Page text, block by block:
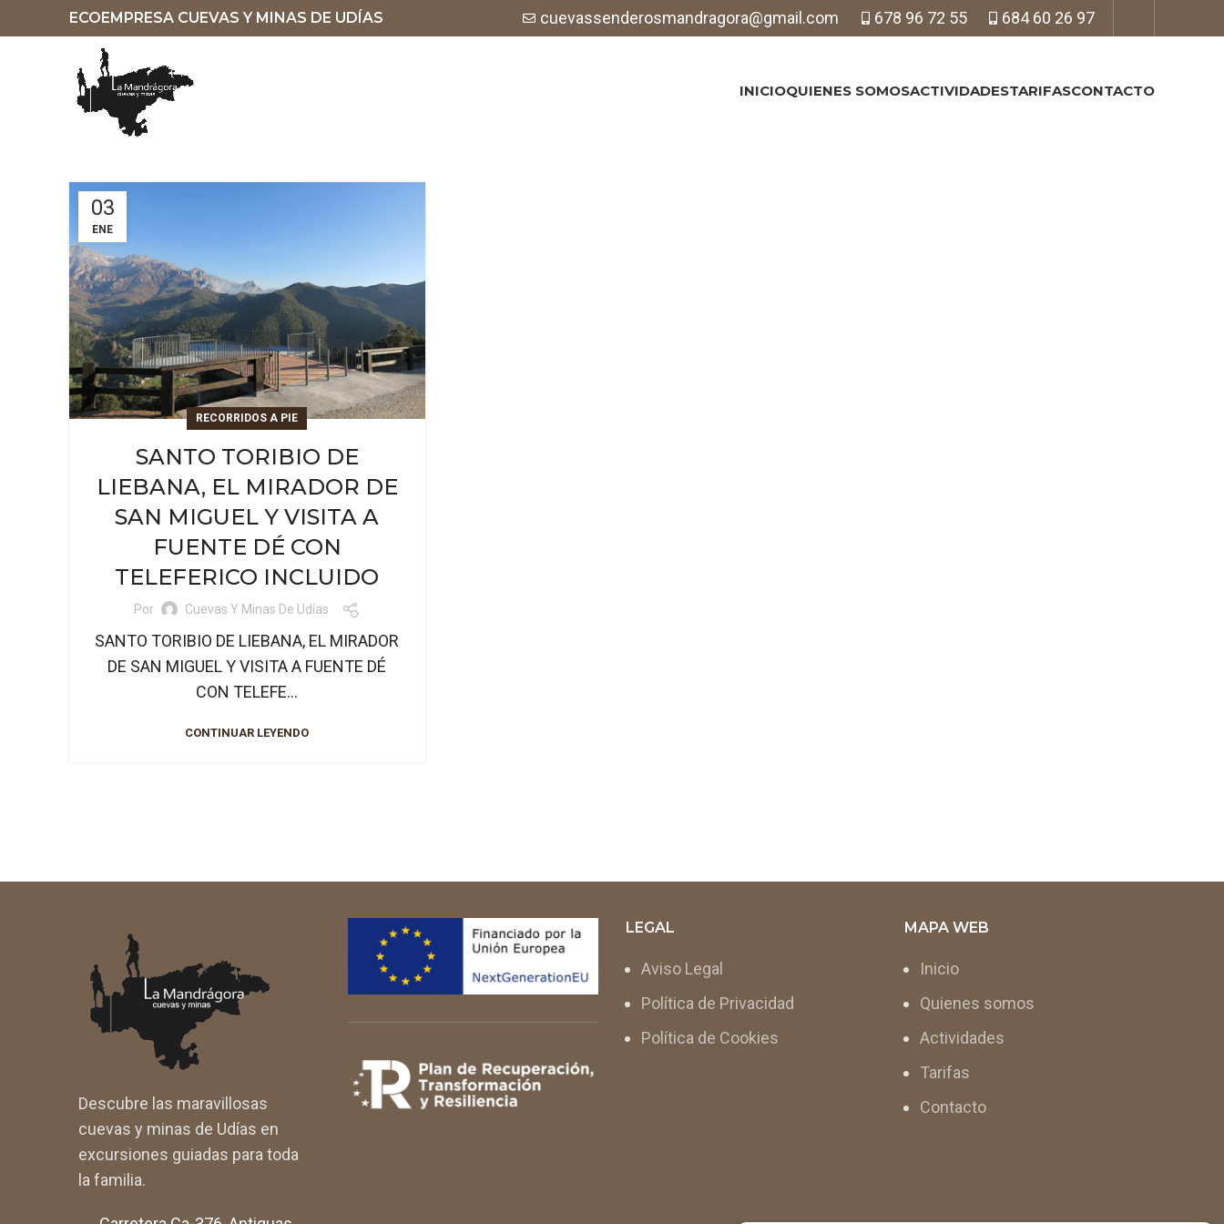
ECOEMPRESA CUEVAS Y MINAS DE UDÍAS cuevassenderosmandragora@gmail.com 678 96 72 55 684 60 26 97
INICIOQUIENES SOMOSACTIVIDADESTARIFASCONTACTO
03
ENE
RECORRIDOS A PIE
SANTO TORIBIO DE
LIEBANA, EL MIRADOR DE
SAN MIGUEL Y VISITA A
FUENTE DÉ CON
TELEFERICO INCLUIDO
Por Cuevas Y Minas De Udías
SANTO TORIBIO DE LIEBANA, EL MIRADOR
DE SAN MIGUEL Y VISITA A FUENTE DÉ
CON TELEFE...
CONTINUAR LEYENDO
Descubre las maravillosas
cuevas y minas de Udías en
excursiones guiadas para toda
la familia.
LEGAL
Aviso Legal
Política de Privacidad
Política de Cookies
MAPA WEB
Inicio
Quienes somos
Actividades
Tarifas
Contacto